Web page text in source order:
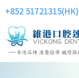
+852 51721315(HK)